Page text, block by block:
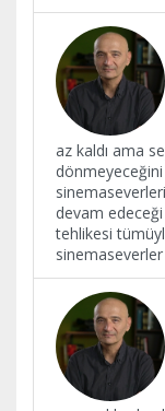
az kaldı ama
devam
tehlikesi